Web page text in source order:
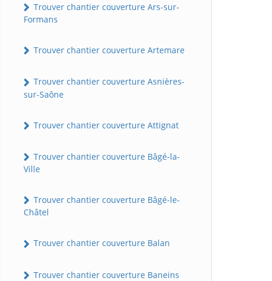
Trouver chantier couverture Ars-sur-
Formans
Trouver chantier couverture Artemare
Trouver chantier couverture Asnières-
sur-Saône
Trouver chantier couverture Attignat
Trouver chantier couverture Bâgé-la-
Ville
Trouver chantier couverture Bâgé-le-
Châtel
Trouver chantier couverture Balan
Trouver chantier couverture Baneins